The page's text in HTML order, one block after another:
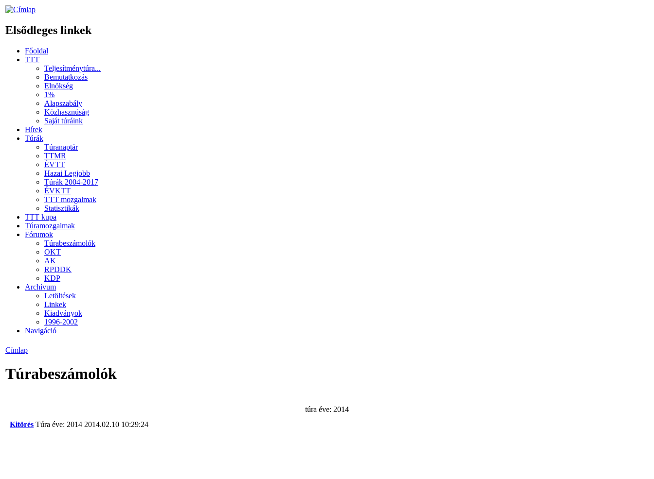
Elsődleges linkek
Főoldal
TTT
Teljesítménytúra...
Bemutatkozás
Elnökség
1%
Alapszabály
Közhasznúság
Saját túráink
Hírek
Túrák
Túranaptár
TTMR
ÉVTT
Hazai Legjobb
Túrák 2004-2017
ÉVKTT
TTT mozgalmak
Statisztikák
TTT kupa
Túramozgalmak
Fórumok
Túrabeszámolók
OKT
AK
RPDDK
KDP
Archívum
Letöltések
Linkek
Kiadványok
1996-2002
Navigáció
Címlap
Túrabeszámolók
túra éve: 2014
Kitörés Túra éve: 2014 2014.02.10 10:29:24